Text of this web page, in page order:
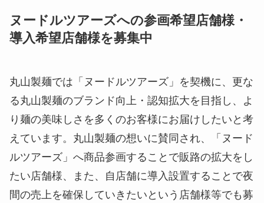
ヌードルツアーズへの参画希望店舗様・
導入希望店舗様を募集中
丸山製麺では「ヌードルツアーズ」を契機に、更な
る丸山製麺のブランド向上・認知拡大を目指し、よ
り麺の美味しさを多くのお客様にお届けしたいと考
えています。丸山製麺の想いに賛同され、「ヌード
ルツアーズ」へ商品参画することで販路の拡大をし
たい店舗様、また、自店舗に導入設置することで夜
間の売上を確保していきたいという店舗様等でも募